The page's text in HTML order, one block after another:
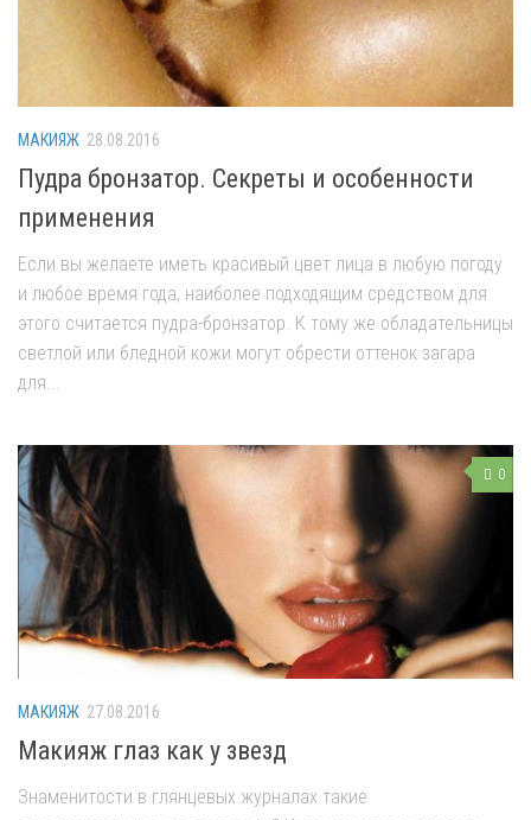
МАКИЯЖ 28.08.2016
Пудра бронзатор. Секреты и особенности
применения
Если вы желаете иметь красивый цвет лица в любую погоду
и любое время года, наиболее подходящим средством для
этого считается пудра-бронзатор. К тому же обладательницы
светлой или бледной кожи могут обрести оттенок загара
для...
0
МАКИЯЖ 27.08.2016
Макияж глаз как у звезд
Знаменитости в глянцевых журналах такие